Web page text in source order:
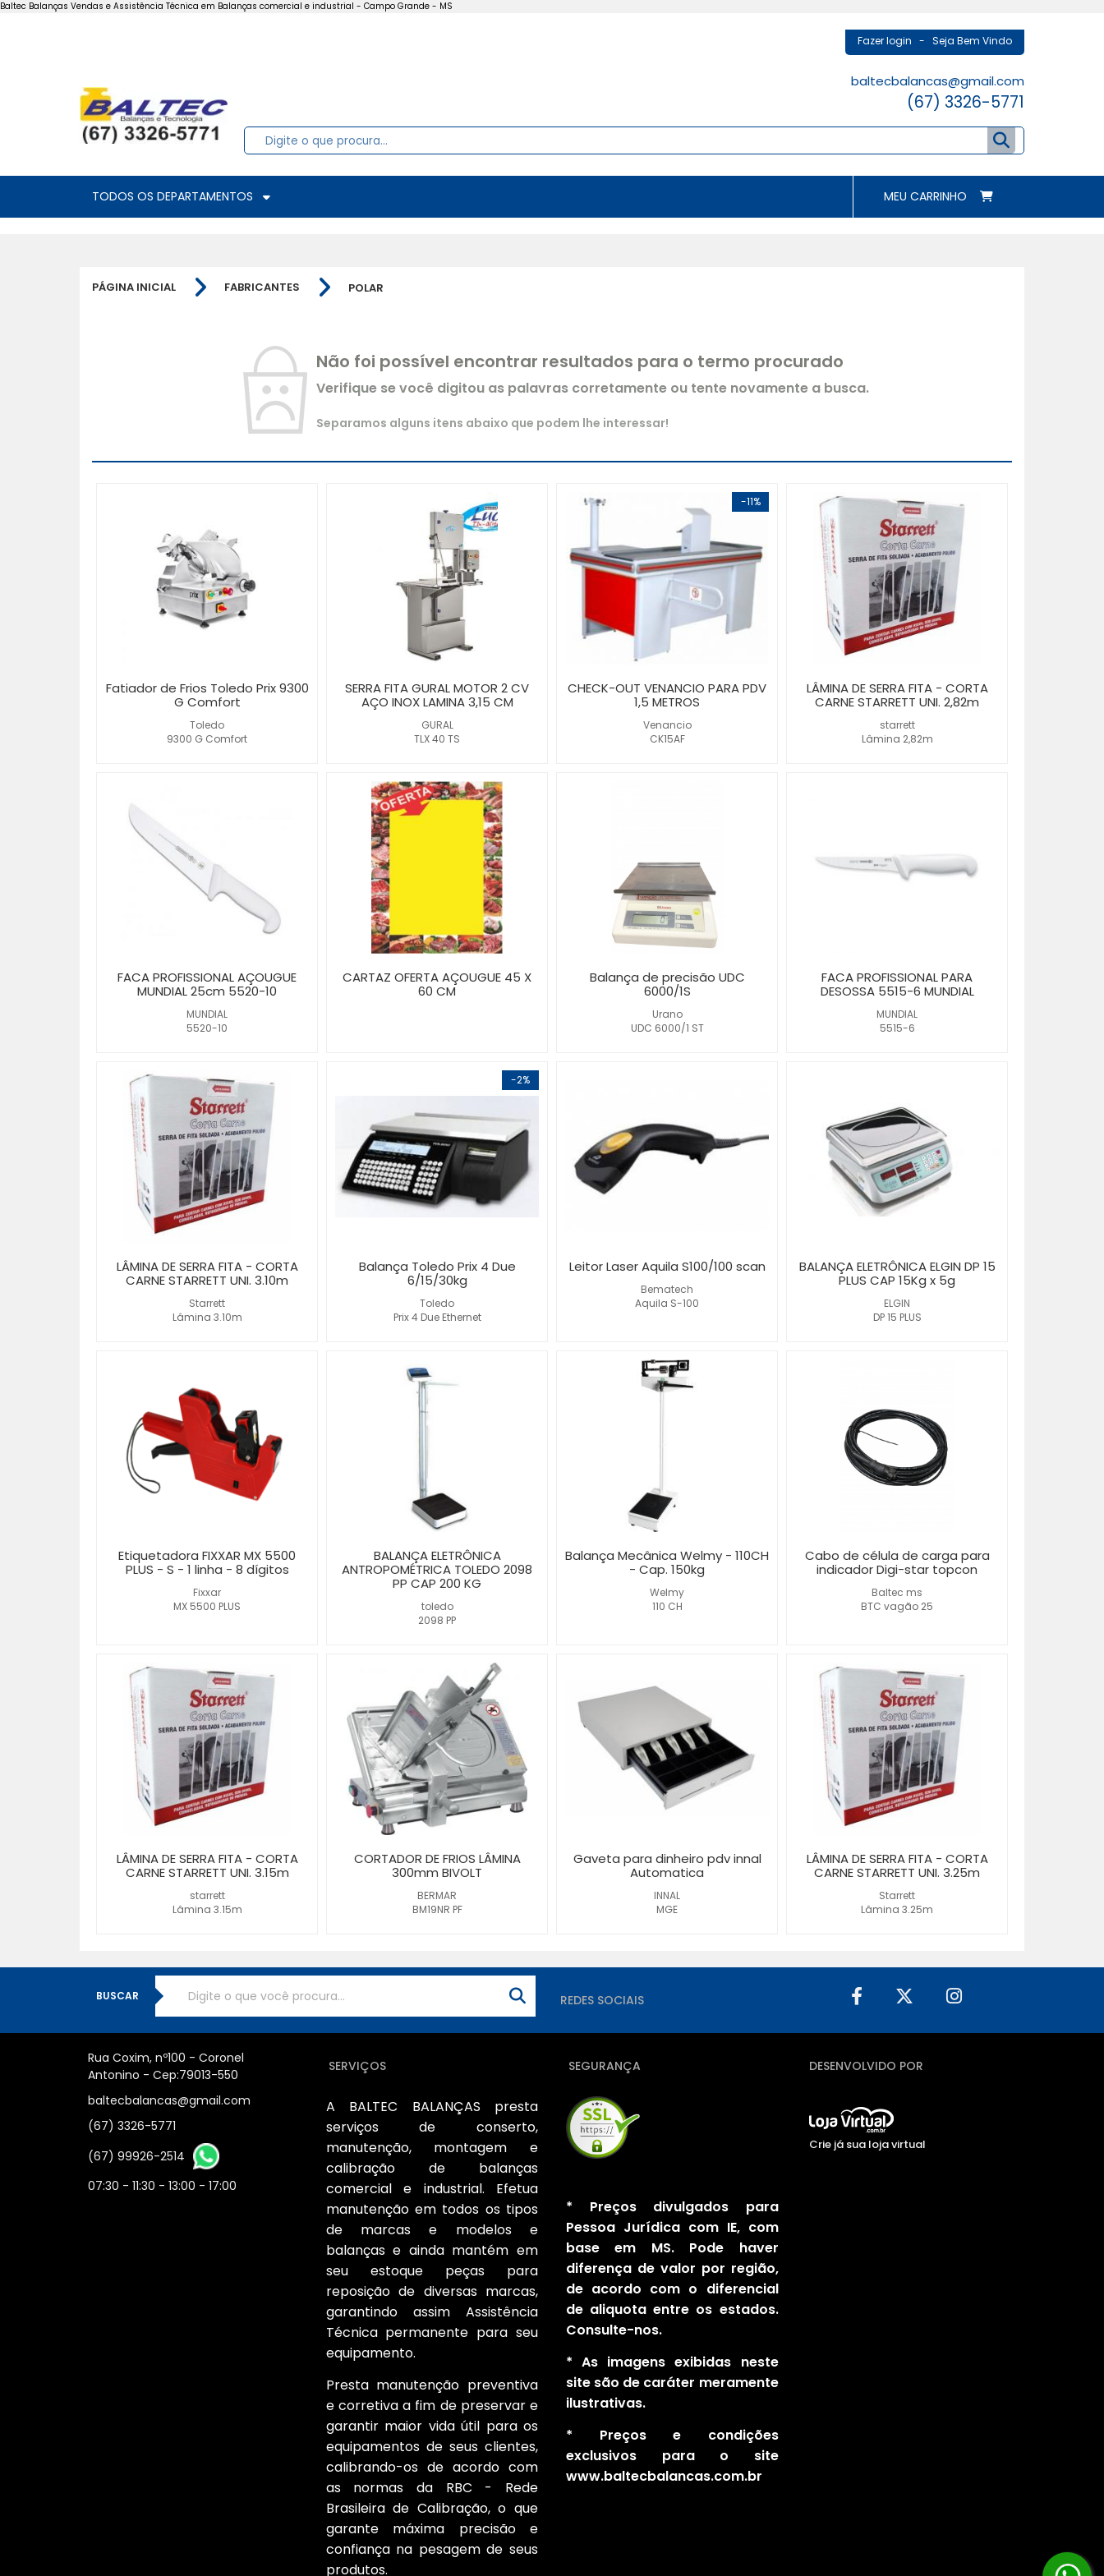
Baltec Balanças Vendas e Assistência Técnica em Balanças comercial e industrial - Campo Grande - MS
Fazer login - Seja Bem Vindo
baltecbalancas@gmail.com
(67) 3326-5771
TODOS OS DEPARTAMENTOS MEU CARRINHO
PÁGINA INICIAL FABRICANTES POLAR
Não foi possível encontrar resultados para o termo procurado
Verifique se você digitou as palavras corretamente ou tente novamente a busca.
Separamos alguns itens abaixo que podem lhe interessar!
Toledo
9300 G Comfort
Fatiador de Frios Toledo Prix 9300
G Comfort
GURAL
TLX 40 TS
SERRA FITA GURAL MOTOR 2 CV
AÇO INOX LAMINA 3,15 CM
-11%
Venancio
CK15AF
CHECK-OUT VENANCIO PARA PDV
1,5 METROS
starrett
Lâmina 2,82m
LÂMINA DE SERRA FITA - CORTA
CARNE STARRETT UNI. 2,82m
MUNDIAL
5520-10
FACA PROFISSIONAL AÇOUGUE
MUNDIAL 25cm 5520-10
CARTAZ OFERTA AÇOUGUE 45 X
60 CM
Urano
UDC 6000/1 ST
Balança de precisão UDC
6000/1S
MUNDIAL
5515-6
FACA PROFISSIONAL PARA
DESOSSA 5515-6 MUNDIAL
Starrett
Lâmina 3.10m
LÂMINA DE SERRA FITA - CORTA
CARNE STARRETT UNI. 3.10m
-2%
Toledo
Prix 4 Due Ethernet
Balança Toledo Prix 4 Due
6/15/30kg
Bematech
Aquila S-100
Leitor Laser Aquila S100/100 scan
ELGIN
DP 15 PLUS
BALANÇA ELETRÔNICA ELGIN DP 15
PLUS CAP 15Kg x 5g
Fixxar
MX 5500 PLUS
Etiquetadora FIXXAR MX 5500
PLUS - S - 1 linha - 8 dígitos
toledo
2098 PP
BALANÇA ELETRÔNICA
ANTROPOMÉTRICA TOLEDO 2098
PP CAP 200 KG
Welmy
110 CH
Balança Mecânica Welmy - 110CH
- Cap. 150kg
Baltec ms
BTC vagão 25
Cabo de célula de carga para
indicador Digi-star topcon
starrett
Lâmina 3.15m
LÂMINA DE SERRA FITA - CORTA
CARNE STARRETT UNI. 3.15m
BERMAR
BM19NR PF
CORTADOR DE FRIOS LÂMINA
300mm BIVOLT
INNAL
MGE
Gaveta para dinheiro pdv innal
Automatica
Starrett
Lâmina 3.25m
LÂMINA DE SERRA FITA - CORTA
CARNE STARRETT UNI. 3.25m
BUSCAR REDES SOCIAIS
Rua Coxim, nº100 - Coronel
Antonino - Cep:79013-550
baltecbalancas@gmail.com
(67) 3326-5771
(67) 99926-2514
07:30 - 11:30 - 13:00 - 17:00
SERVIÇOS
A BALTEC BALANÇAS presta
serviços de conserto,
manutenção, montagem e
calibração de balanças
comercial e industrial. Efetua
manutenção em todos os tipos
de marcas e modelos e
balanças e ainda mantém em
seu estoque peças para
reposição de diversas marcas,
garantindo assim Assistência
Técnica permanente para seu
equipamento.
Presta manutenção preventiva
e corretiva a fim de preservar e
garantir maior vida útil para os
equipamentos de seus clientes,
calibrando-os de acordo com
as normas da RBC - Rede
Brasileira de Calibração, o que
garante máxima precisão e
confiança na pesagem de seus
produtos.
SEGURANÇA
* Preços divulgados para
Pessoa Jurídica com IE, com
base em MS. Pode haver
diferença de valor por região,
de acordo com o diferencial
de aliquota entre os estados.
Consulte-nos.
* As imagens exibidas neste
site são de caráter meramente
ilustrativas.
* Preços e condições
exclusivos para o site
www.baltecbalancas.com.br
DESENVOLVIDO POR
Crie já sua loja virtual